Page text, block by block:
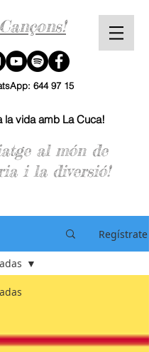
Cançons!
644 97 15
la vida amb La Cuca!
al món de
i la diversió!
Regístrate